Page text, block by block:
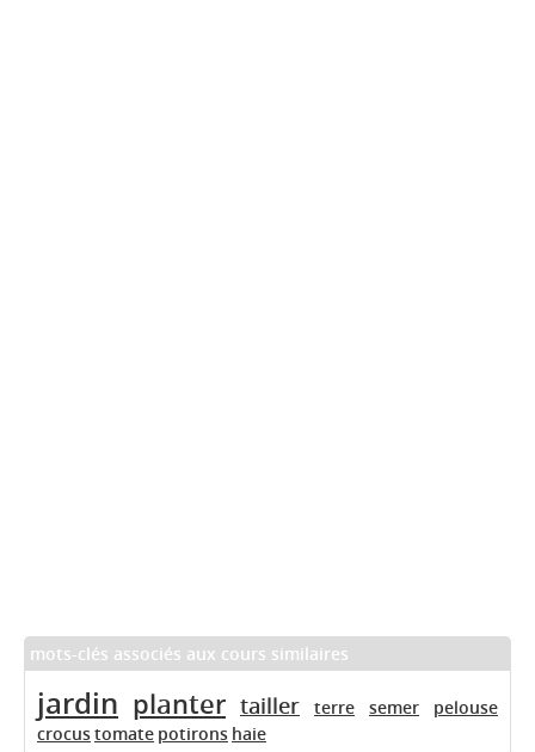
mots-clés associés aux cours similaires
jardin planter tailler terre semer
pelouse
crocustomate potirons haie